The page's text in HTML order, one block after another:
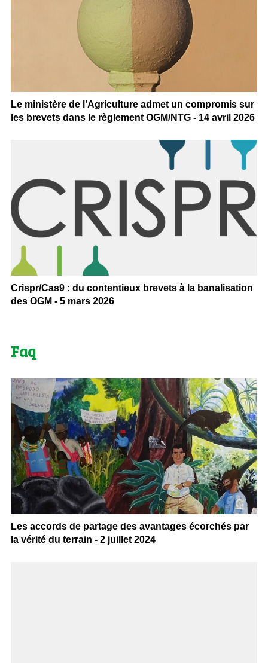
Le ministère de l’Agriculture admet un compromis sur
les brevets dans le règlement OGM/NTG - 14 avril 2026
Crispr/Cas9 : du contentieux brevets à la banalisation
des OGM - 5 mars 2026
Faq
Les accords de partage des avantages écorchés par
la vérité du terrain - 2 juillet 2024